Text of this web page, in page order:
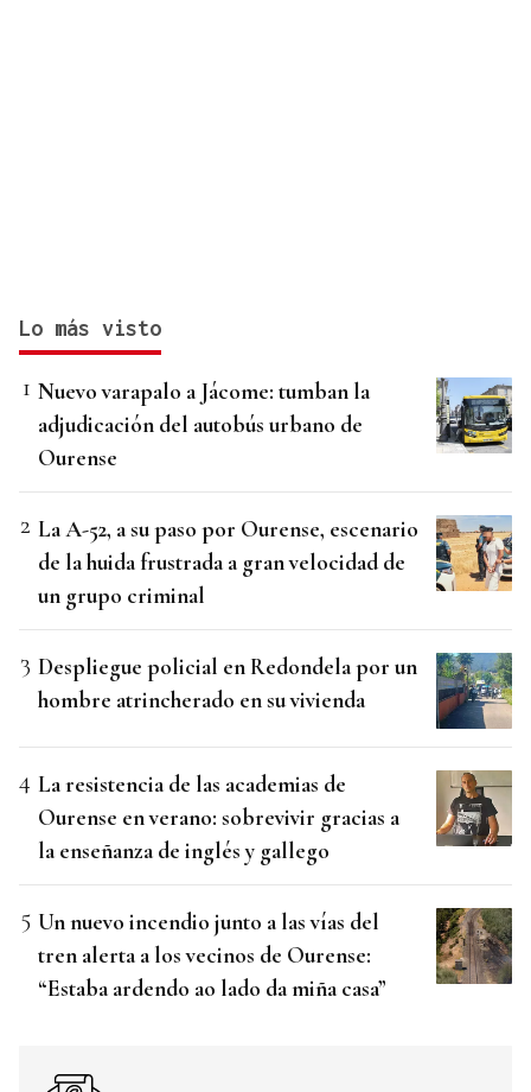
Lo más visto
Nuevo varapalo a Jácome: tumban la
adjudicación del autobús urbano de
Ourense
La A-52, a su paso por Ourense, escenario
de la huida frustrada a gran velocidad de
un grupo criminal
Despliegue policial en Redondela por un
hombre atrincherado en su vivienda
La resistencia de las academias de
Ourense en verano: sobrevivir gracias a
la enseñanza de inglés y gallego
Un nuevo incendio junto a las vías del
tren alerta a los vecinos de Ourense:
“Estaba ardendo ao lado da miña casa”